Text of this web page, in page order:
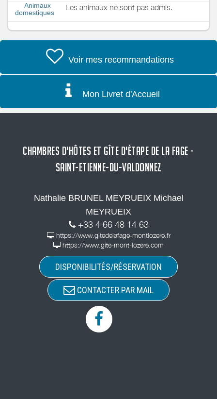
Animaux
domestiques
Les animaux ne sont pas admis.
Voir mes recommandations
Mon Livret d'Accueil
CHAMBRES D'HÔTES ET GÎTE D'ÉTAPE DE LA FAGE -
SAINT-ETIENNE-DU-VALDONNEZ
Nathalie BRUNEL MEYRUEIX Michael
MEYRUEIX
+33 4 66 48 14 63
https://www.gitedelafage-montlozere.fr
https://www.gite-mont-lozere.com
DISPONIBILITÉS/RÉSERVATION
CONTACTER PAR MAIL